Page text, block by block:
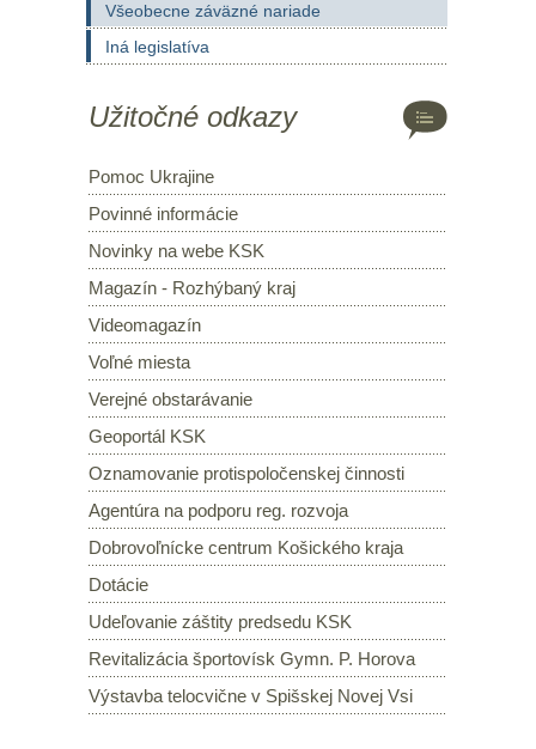
Všeobecne záväzné nariade
Iná legislatíva
Užitočné odkazy
Pomoc Ukrajine
Povinné informácie
Novinky na webe KSK
Magazín - Rozhýbaný kraj
Videomagazín
Voľné miesta
Verejné obstarávanie
Geoportál KSK
Oznamovanie protispoločenskej činnosti
Agentúra na podporu reg. rozvoja
Dobrovoľnícke centrum Košického kraja
Dotácie
Udeľovanie záštity predsedu KSK
Revitalizácia športovísk Gymn. P. Horova
Výstavba telocvične v Spišskej Novej Vsi